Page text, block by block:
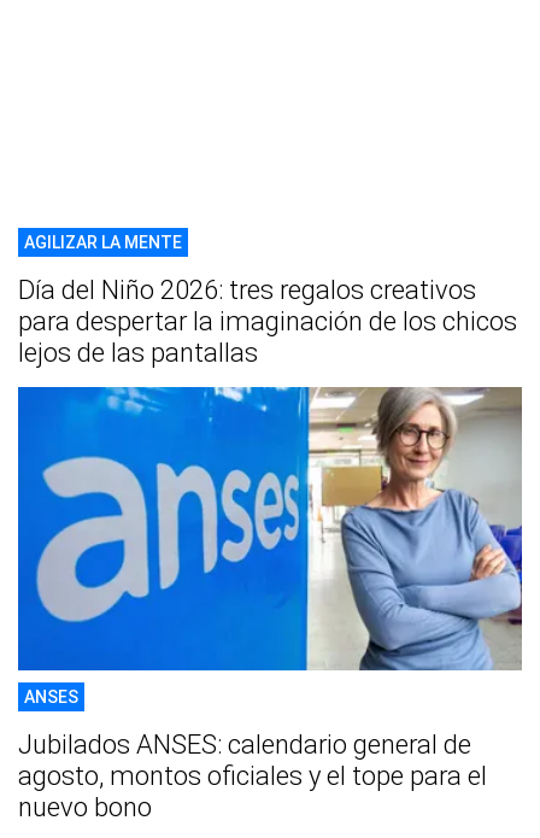
AGILIZAR LA MENTE
Día del Niño 2026: tres regalos creativos
para despertar la imaginación de los chicos
lejos de las pantallas
ANSES
Jubilados ANSES: calendario general de
agosto, montos oficiales y el tope para el
nuevo bono